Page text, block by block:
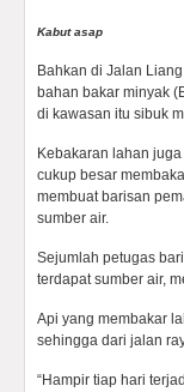
Kabut asap
Bahkan di Jalan
bahan bakar minyak
di kawasan itu sibuk
Kebakaran lahan
cukup besar
membuat barisan
sumber air.
Sejumlah petugas
terdapat sumber air,
Api yang membakar
sehingga dari jalan
“Hampir tiap hari